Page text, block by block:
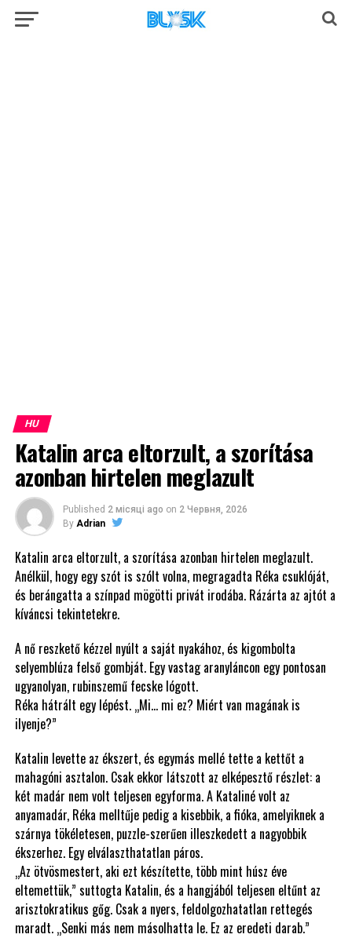
HU
Katalin arca eltorzult, a szorítása
azonban hirtelen meglazult
Published 2 місяці ago on 2 Червня, 2026
By Adrian
Katalin arca eltorzult, a szorítása azonban hirtelen meglazult.
Anélkül, hogy egy szót is szólt volna, megragadta Réka csuklóját,
és berángatta a színpad mögötti privát irodába. Rázárta az ajtót a
kíváncsi tekintetekre.
A nő reszkető kézzel nyúlt a saját nyakához, és kigombolta
selyemblúza felső gombját. Egy vastag aranyláncon egy pontosan
ugyanolyan, rubinszemű fecske lógott.
Réka hátrált egy lépést. „Mi… mi ez? Miért van magának is
ilyenje?”
Katalin levette az ékszert, és egymás mellé tette a kettőt a
mahagóni asztalon. Csak ekkor látszott az elképesztő részlet: a
két madár nem volt teljesen egyforma. A Kataliné volt az
anyamadár, Réka melltűje pedig a kisebbik, a fióka, amelyiknek a
szárnya tökéletesen, puzzle-szerűen illeszkedett a nagyobbik
ékszerhez. Egy elválaszthatatlan páros.
„Az ötvösmestert, aki ezt készítette, több mint húsz éve
eltemettük,” suttogta Katalin, és a hangjából teljesen eltűnt az
arisztokratikus gőg. Csak a nyers, feldolgozhatatlan rettegés
maradt. „Senki más nem másolhatta le. Ez az eredeti darab.”